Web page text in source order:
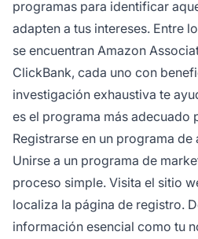
programas para identificar
adapten a tus intereses. Entre
se encuentran Amazon
ClickBank, cada uno con
investigación exhaustiva te
es el programa más adecuado
Registrarse en un programa de
Unirse a un programa de
proceso simple. Visita el sitio
localiza la página de registro.
información esencial como tu